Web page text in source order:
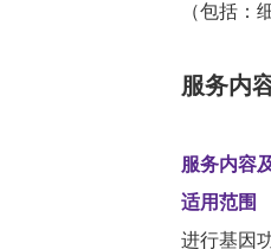
（包括
服务内
服务内容
适用范围
进行基因